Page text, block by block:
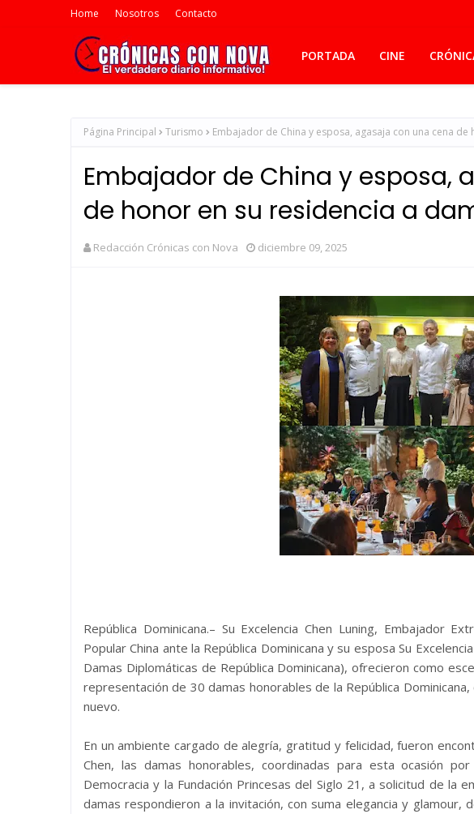
Home Nosotros Contacto
PORTADA CINE
Página Principal Turismo Embajador de China y esposa, agasaja con una cena
Embajador de China y esposa,
de honor en su residencia a
Redacción Crónicas con Nova diciembre 09, 2025
República Dominicana.– Su Excelencia Chen Luning, Embajador
Popular China ante la República Dominicana y su esposa Su
Damas Diplomáticas de República Dominicana), ofrecieron como
representación de 30 damas honorables de la República
nuevo.
En un ambiente cargado de alegría, gratitud y felicidad, fueron
Chen, las damas honorables, coordinadas para esta ocasión
Democracia y la Fundación Princesas del Siglo 21, a solicitud de la
damas respondieron a la invitación, con suma elegancia y glamour,